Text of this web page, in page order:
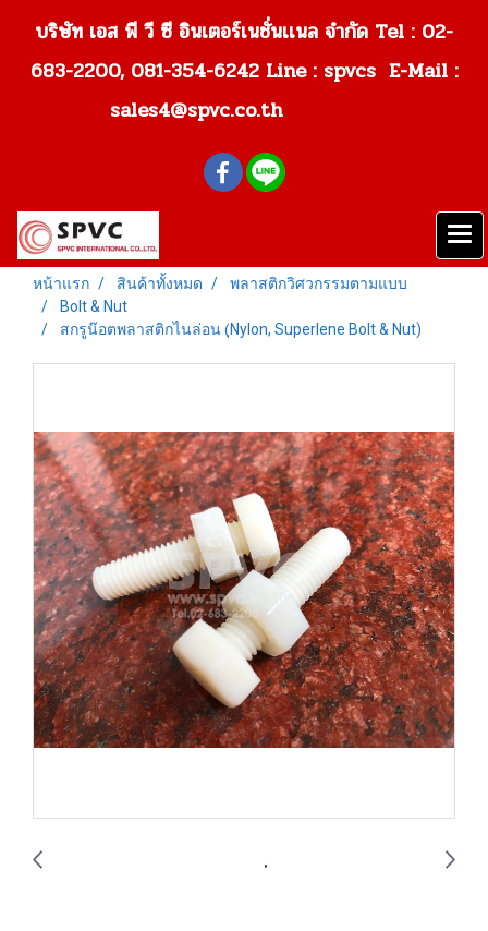
บริษัท เอส พี วี ซี อินเตอร์เนชั่นเเนล จำกัด Tel : 02-
683-2200, 081-354-6242 Line : spvcs E-Mail :
sales4@spvc.co.th
หน้าแรก สินค้าทั้งหมด
พลาสติกวิศวกรรมตามแบบ
Bolt & Nut
สกรูน๊อตพลาสติกไนล่อน (ฺNylon, Superlene Bolt & Nut)